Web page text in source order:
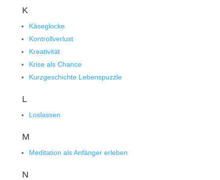
K
Käseglocke
Kontrollverlust
Kreativität
Krise als Chance
Kurzgeschichte Lebenspuzzle
L
Loslassen
M
Meditation als Anfänger erleben
N